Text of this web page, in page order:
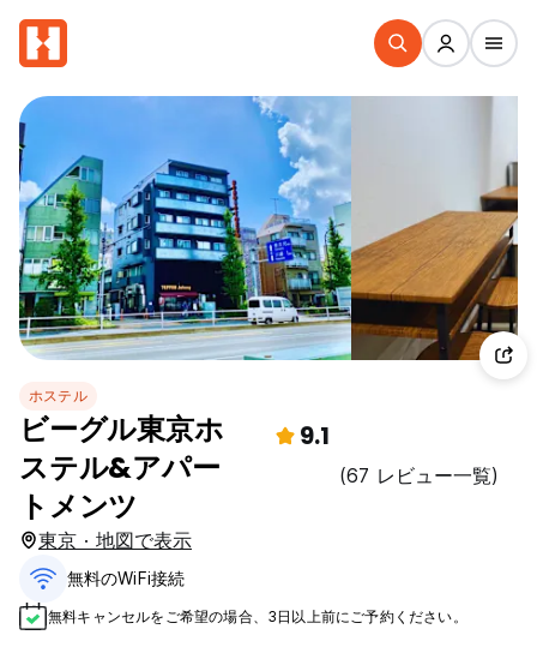
ホステル
ビーグル東京ホ
ステル&アパー
トメンツ
9.1
(67 レビュー一覧)
東京 · 地図で表示
無料のWiFi接続
無料キャンセルをご希望の場合、3日以上前にご予約ください。